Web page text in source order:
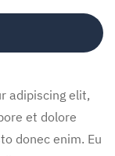
adipiscing elit,
et dolore
donec enim. Eu